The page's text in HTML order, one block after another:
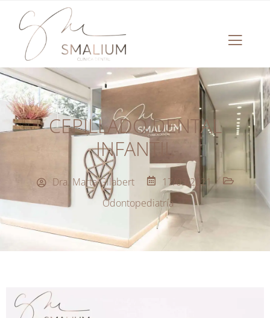
CEPILLADO DENTAL
INFANTIL
Dra. Marta Gilabert
17/03/2021
Odontopediatría